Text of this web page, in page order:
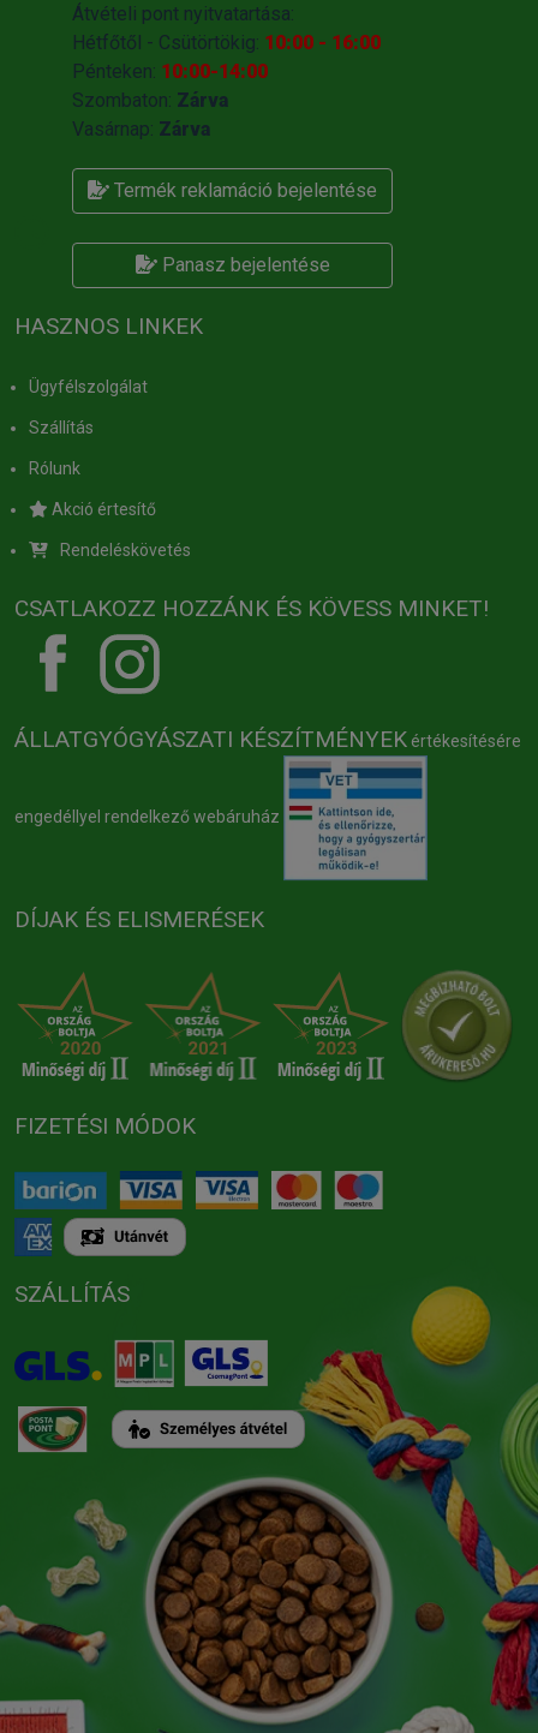
Átvételi pont nyitvatartása:
Hétfőtől - Csütörtökig: 10:00 - 16:00
Pénteken: 10:00-14:00
Szombaton: Zárva
Vasárnap: Zárva
Termék reklamáció bejelentése
Panasz bejelentése
HASZNOS LINKEK
Ügyfélszolgálat
Szállítás
Rólunk
Akció értesítő
Rendeléskövetés
CSATLAKOZZ HOZZÁNK ÉS KÖVESS MINKET!
ÁLLATGYÓGYÁSZATI KÉSZÍTMÉNYEK értékesítésére
engedéllyel rendelkező webáruház
DÍJAK ÉS ELISMERÉSEK
FIZETÉSI MÓDOK
SZÁLLÍTÁS